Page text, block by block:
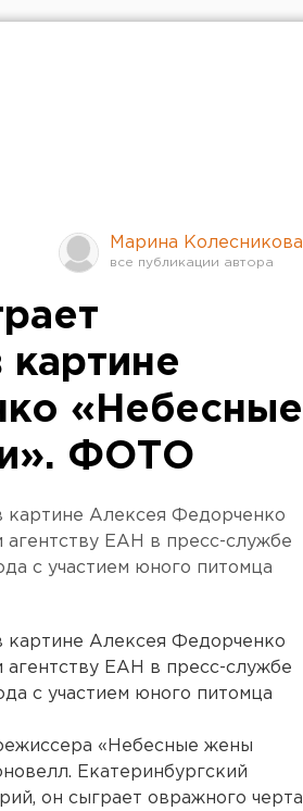
Марина Колесникова
«Небесные
ФОТО
картине Алексея Федорченко
ЕАН в пресс-службе
с участием юного питомца
картине Алексея Федорченко
ЕАН в пресс-службе
с участием юного питомца
«Небесные жены
Екатеринбургский
он сыграет овражного черта